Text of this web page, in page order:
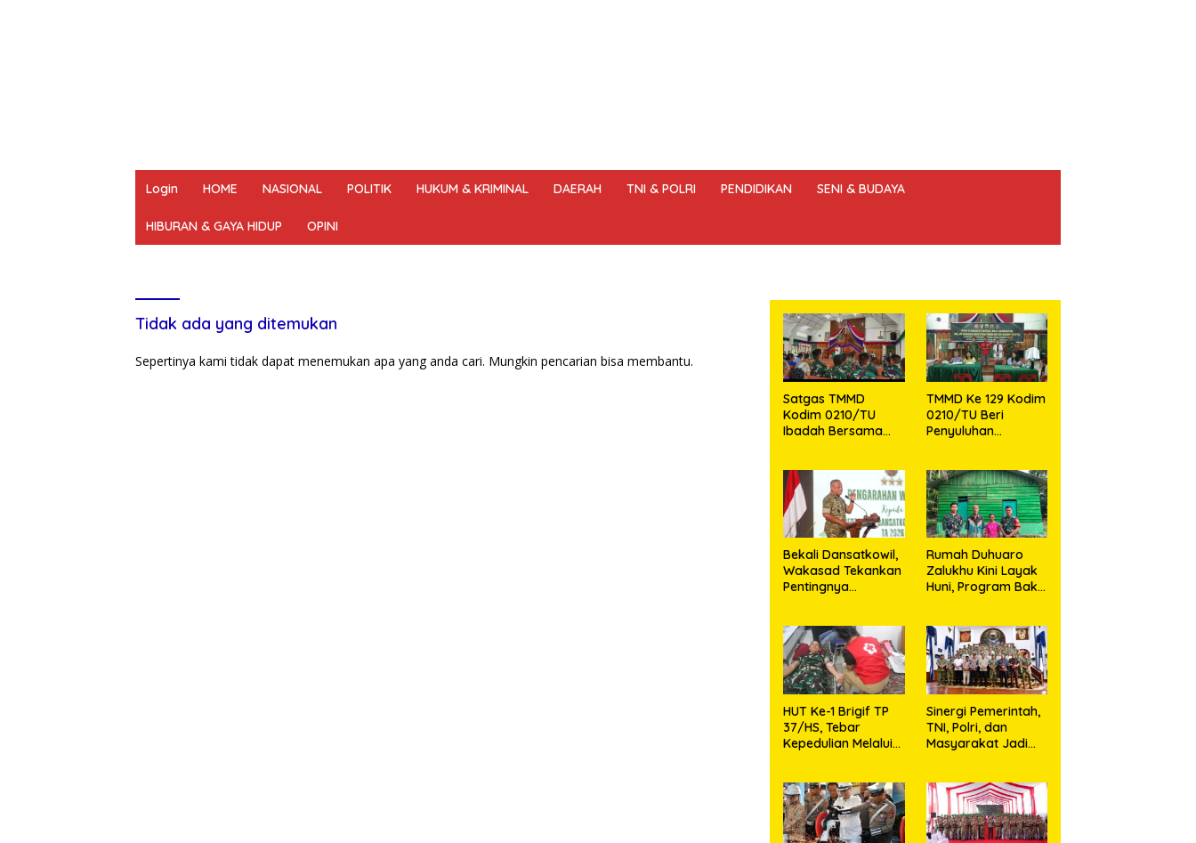
Login HOME NASIONAL POLITIK HUKUM & KRIMINAL DAERAH TNI & POLRI PENDIDIKAN SENI & BUDAYA
HIBURAN & GAYA HIDUP OPINI
Tidak ada yang ditemukan
Sepertinya kami tidak dapat menemukan apa yang anda cari. Mungkin pencarian bisa membantu.
Satgas TMMD
Kodim 0210/TU
Ibadah Bersama
TMMD Ke 129 Kodim
0210/TU Beri
Penyuluhan
Stunting di Desa
Sijarango
Bekali Dansatkowil,
Wakasad Tekankan
Pentingnya
Rumah Duhuaro
Zalukhu Kini Layak
Huni, Program Bakti
Nias Utara
HUT Ke-1 Brigif TP
37/HS, Tebar
Kepedulian Melalui
Harapan Hidup Bagi
Yang
Membutuhkan
Sinergi Pemerintah,
TNI, Polri, dan
Masyarakat Jadi
Kondusif